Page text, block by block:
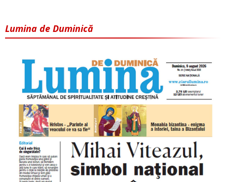
Lumina de Duminică